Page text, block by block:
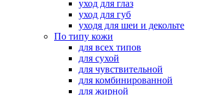
уход для глаз
уход для губ
уходя для шеи и декольте
По типу кожи
для всех типов
для сухой
для чувствительной
для комбинированной
для жирной